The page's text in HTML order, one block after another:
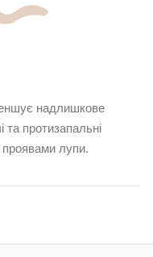
надлишкове
та протизапальні
проявами лупи.